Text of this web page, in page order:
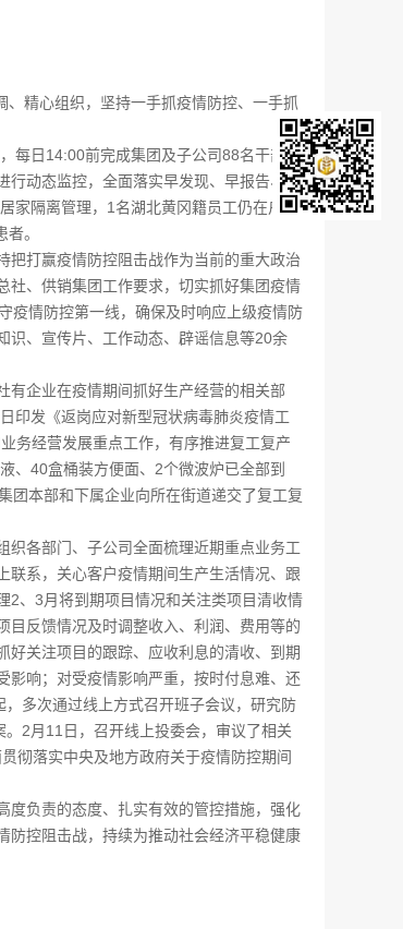
精心组织，坚持一手抓疫情防控、一手抓
每日14:00前完成集团及子公司88名干部职
行动态监控，全面落实早发现、早报告、早
家隔离管理，1名湖北黄冈籍员工仍在户籍
。
打赢疫情防控阻击战作为当前的重大政治
社、供销集团工作要求，切实抓好集团疫情
疫情防控第一线，确保及时响应上级疫情防
识、宣传片、工作动态、辟谣信息等20余
企业在疫情期间抓好生产经营的相关部
印发《返岗应对新型冠状病毒肺炎疫情工
务经营发展重点工作，有序推进复工复产
、40盒桶装方便面、2个微波炉已全部到
团本部和下属企业向所在街道递交了复工复
各部门、子公司全面梳理近期重点业务工
联系，关心客户疫情期间生产生活情况、跟
2、3月将到期项目情况和关注类项目清收情
目反馈情况及时调整收入、利润、费用等的
好关注项目的跟踪、应收利息的清收、到期
影响；对受疫情影响严重，按时付息难、还
多次通过线上方式召开班子会议，研究防
2月11日，召开线上投委会，审议了相关
彻落实中央及地方政府关于疫情防控期间
负责的态度、扎实有效的管控措施，强化
防控阻击战，持续为推动社会经济平稳健康